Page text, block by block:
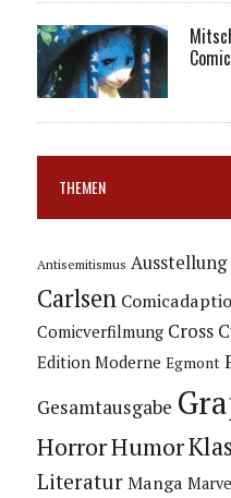
THEMEN
Antisemitismus Ausstellung
Carlsen
Comicverfilmung Cross
Edition Moderne Egmont
Gesamtausgabe
HorrorHumor
Literatur Manga